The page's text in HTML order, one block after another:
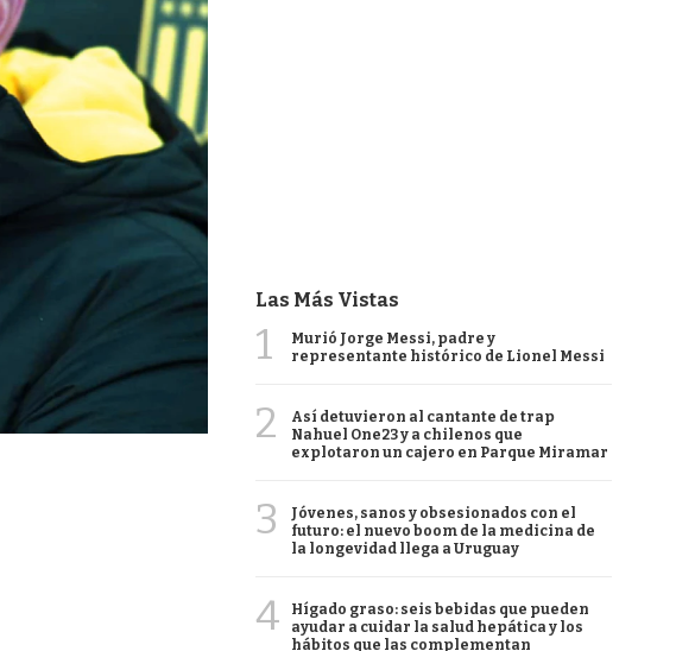
Las Más Vistas
1
Murió Jorge Messi, padre y
representante histórico de Lionel Messi
2
Así detuvieron al cantante de trap
Nahuel One23 y a chilenos que
explotaron un cajero en Parque Miramar
3
Jóvenes, sanos y obsesionados con el
futuro: el nuevo boom de la medicina de
la longevidad llega a Uruguay
4
Hígado graso: seis bebidas que pueden
ayudar a cuidar la salud hepática y los
hábitos que las complementan